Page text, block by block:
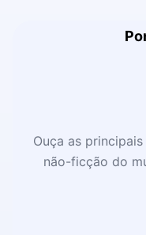
Ouça as
não-ficção do